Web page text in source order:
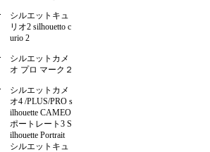
シルエットキュ
リオ2 silhouetto c
urio 2
シルエットカメ
オ プロ マーク２
シルエットカメ
オ4 /PLUS/PRO s
ilhouette CAMEO
ポートレート3 S
ilhouette Portrait
シルエットキュ